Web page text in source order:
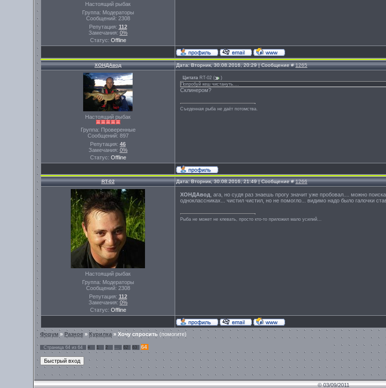
Настоящий рыбак
Группа: Модераторы
Сообщений: 2308
Репутация: 112
Замечания: 0%
Статус: Offline
ХОНДАвод Дата: Вторник, 30.08.2016, 20:29 | Сообщение #1265
Настоящий рыбак
Группа: Проверенные
Сообщений: 897
Репутация: 46
Замечания: 0%
Статус: Offline
Цитата RT-02 (
)
Попробуй кеш чистануть....
Склинером?
Съеденная рыба не даёт потомства.
RT-02 Дата: Вторник, 30.08.2016, 21:49 | Сообщение #1266
Настоящий рыбак
Группа: Модераторы
Сообщений: 2308
Репутация: 112
Замечания: 0%
Статус: Offline
ХОНДАвод , ага, но судя раз знаешь прогу значит уже пробовал.... можно
одноклассниках... чистил чистил, но не помогло... видимо надо было галочки
Рыба не может не клевать, просто кто-то приложил мало усилий...
Форум » Разное » Курилка » Хочу спросить (помогите)
Страница 64 из 64 « 1 2 … 62 63 64
© 03/09/2011